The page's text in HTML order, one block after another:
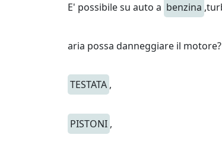
E' possibile su auto a benzina
aria possa danneggiare il motore?
TESTATA ,
PISTONI ,